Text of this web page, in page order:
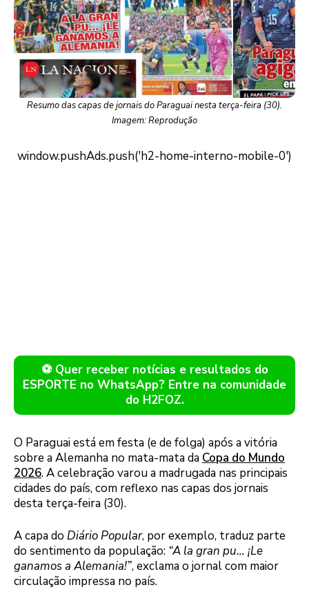
Resumo das capas de jornais do Paraguai nesta terça-feira (30).
Imagem: Reprodução
⚽ Quer receber notícias e resultados do
ESPORTE no WhatsApp? Entre na comunidade
do H2FOZ.
O Paraguai está em festa (e de folga) após a vitória
sobre a Alemanha no mata-mata da Copa do Mundo
2026. A celebração varou a madrugada nas principais
cidades do país, com reflexo nas capas dos jornais
desta terça-feira (30).
A capa do Diário Popular, por exemplo, traduz parte
do sentimento da população: “A la gran pu… ¡Le
ganamos a Alemania!”, exclama o jornal com maior
circulação impressa no país.